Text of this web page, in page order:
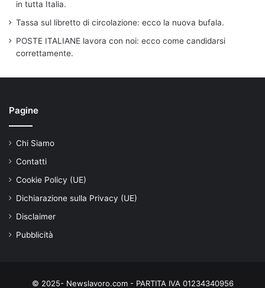
in tutta Italia.
Tassa sul libretto di circolazione: ecco la nuova bufala.
POSTE ITALIANE lavora con noi: ecco come candidarsi
correttamente.
Pagine
Chi Siamo
Contatti
Cookie Policy (UE)
Dichiarazione sulla Privacy (UE)
Disclaimer
Pubblicità
© 2025- Newslavoro.com - PARTITA IVA 01234340956